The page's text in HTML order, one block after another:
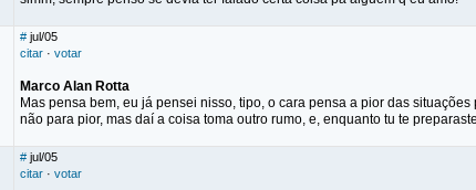
# jul/05
citar · votar
Marco Alan Rotta
Mas pensa bem, eu já pensei nisso, tipo, o cara pensa a pior das
não para pior, mas daí a coisa toma outro rumo, e, enquanto tu te
# jul/05
citar · votar